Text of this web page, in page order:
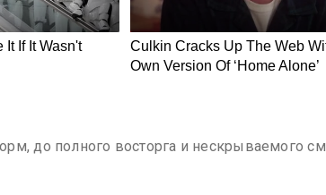
до полного восторга и нескрываемого